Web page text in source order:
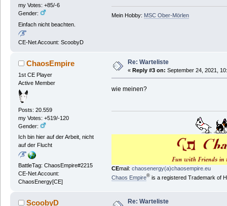
my Votes: +85/-6
Gender:
Einfach nicht beachten.
CE-Net Account: ScoobyD
Mein Hobby: MSC Ober-Mörlen
ChaosEmpire
1st CE Player
Active Member
Posts: 20.559
my Votes: +519/-120
Gender:
Ich bin hier auf der Arbeit, nicht
auf der Flucht
BattleTag: ChaosEmpire#2215
CE-Net Account:
ChaosEnergy[CE]
Re: Warteliste
« Reply #3 on: September 24, 2021,
wie meinen?
CEmail: chaosenergy(a)chaosempire.eu
Chaos Empire®is a registered Trademark of
ScoobyD Re: Warteliste